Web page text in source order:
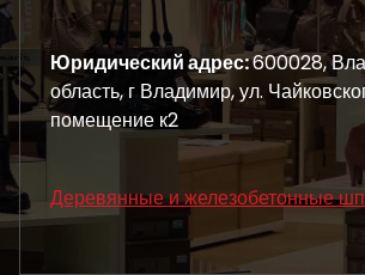
Юридический адрес:600028,
область, г Владимир, ул.
помещение к2
Деревянные и железобетонные